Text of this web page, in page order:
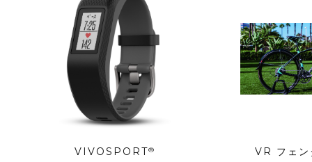
VIVOSPORT® VR フェン